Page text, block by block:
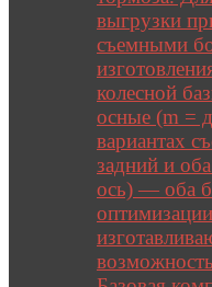
выгрузки
съемными
колесной
осные (m =
вариантах
задний и
ось) — оба